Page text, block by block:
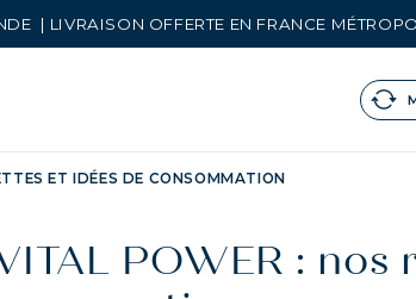
| LIVRAISON OFFERTE EN FRANCE
ET IDÉES DE CONSOMMATION
POWER :